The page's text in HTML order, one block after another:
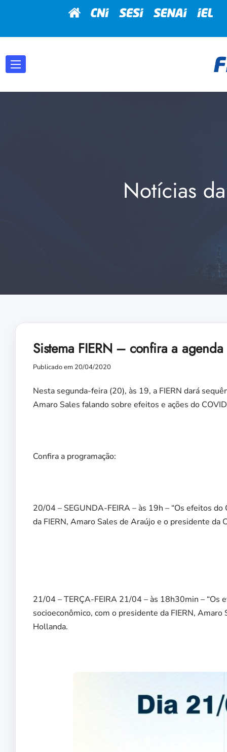
Notícias
Sistema FIERN – confira a
Publicado em 20/04/2020
Nesta segunda-feira (20), às 19, a FIERN dará
Amaro Sales falando sobre efeitos e ações do
Confira a programação:
20/04 – SEGUNDA-FEIRA – às 19h – “Os efeitos
da FIERN, Amaro Sales de Araújo e o presidente da
21/04 – TERÇA-FEIRA 21/04 – às 18h30min – “Os
socioeconômico, com o presidente da FIERN,
Hollanda.